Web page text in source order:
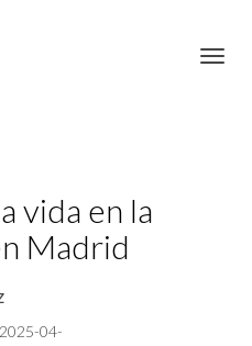
vida en la
Madrid
04-